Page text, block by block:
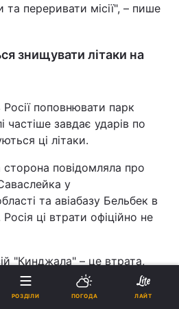
переривати місії", – пише
знищувати літаки на
поповнювати парк
частіше завдає ударів по
ці літаки.
сторона повідомляла про
у
та авіабазу Бельбек в
ці втрати офіційно не
"Кинджала" – це втрата,
компенсувати", –
РОЗДІЛИ ПОГОДА ЛАЙТ